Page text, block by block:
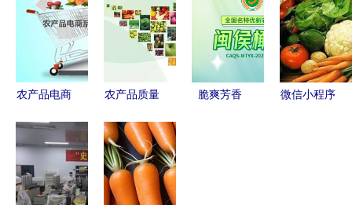
的安全”
后真相
索去!？帮
你看着链接
农产品电商
端客户，破
局传统销售
难题
农产品质量
全国统一追
溯体系助
力“舌尖上
脆爽芳香
微信小程序